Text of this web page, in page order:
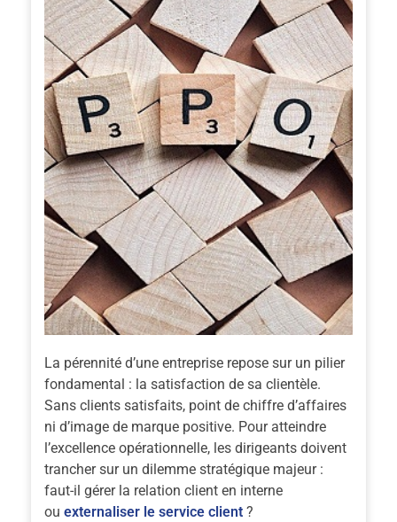
La pérennité d’une entreprise repose sur un pilier
fondamental : la satisfaction de sa clientèle.
Sans clients satisfaits, point de chiffre d’affaires
ni d’image de marque positive. Pour atteindre
l’excellence opérationnelle, les dirigeants doivent
trancher sur un dilemme stratégique majeur :
faut-il gérer la relation client en interne
ou externaliser le service client ?